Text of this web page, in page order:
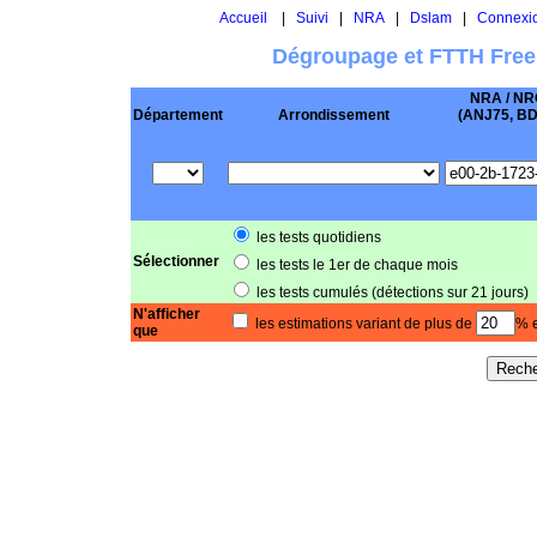
Accueil Suivi NRA| Dslam|
Dégroupage et FTTH
Département Arrondissement
NRA /
(ANJ75,
Sélectionner
les tests quotidiens
les tests le 1er de chaque mois
les tests cumulés (détections sur 21 jours)
N'afficher
que
les estimations variant de plus de %